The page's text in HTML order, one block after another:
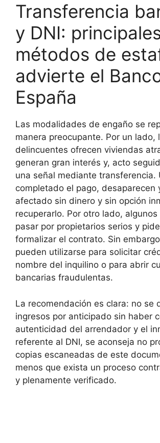
Transferencia
y DNI:
métodos de
advierte el
España
Las modalidades de engaño se
manera preocupante. Por un lado,
delincuentes ofrecen viviendas
generan gran interés y, acto
una señal mediante transferencia.
completado el pago, desaparecen
afectado sin dinero y sin opción
recuperarlo. Por otro lado, algunos
pasar por propietarios serios y
formalizar el contrato. Sin
pueden utilizarse para solicitar
nombre del inquilino o para abrir
bancarias fraudulentas.
La recomendación es clara: no se
ingresos por anticipado sin haber
autenticidad del arrendador y el
referente al DNI, se aconseja no
copias escaneadas de este
menos que exista un proceso
y plenamente verificado.